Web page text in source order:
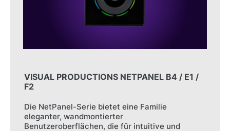
VISUAL PRODUCTIONS NETPANEL B4 / E1 /
F2
Die NetPanel-Serie bietet eine Familie
eleganter, wandmontierter
Benutzeroberflächen, die für intuitive und